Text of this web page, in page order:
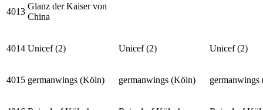
4013
Glanz der Kaiser von
China
4014 Unicef (2) Unicef (2) Unicef (2)
4015 germanwings (Köln) germanwings (Köln)